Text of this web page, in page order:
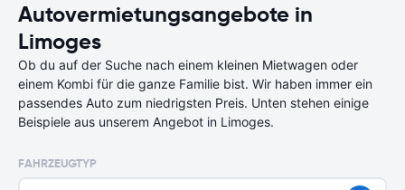
Autovermietungsangebote in
Limoges
Ob du auf der Suche nach einem kleinen Mietwagen oder
einem Kombi für die ganze Familie bist. Wir haben immer ein
passendes Auto zum niedrigsten Preis. Unten stehen einige
Beispiele aus unserem Angebot in Limoges.
FAHRZEUGTYP